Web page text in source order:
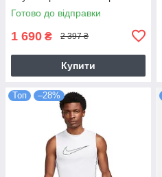
оригінал (HV4099-010)
Готово до відправки
1 690 ₴ 2 397 ₴
Купити
Топ –28%